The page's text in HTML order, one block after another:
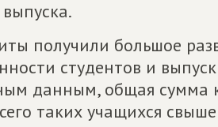
получили большое
студентов и
данным, общая сумма
таких учащихся